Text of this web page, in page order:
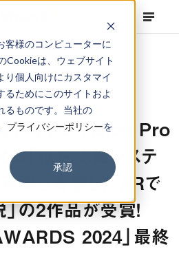
客様のコンピューターに
Cookieは、ウェブサイト
り個人向けにカスタマイ
るためにこのサイトおよ
るものです。当社の
プライバシーポリシーを
承認
2025.02.20
、Apple Vision Pro
る「存在認識システ
承から着想したARで
の2作品が受賞！
2024」最終